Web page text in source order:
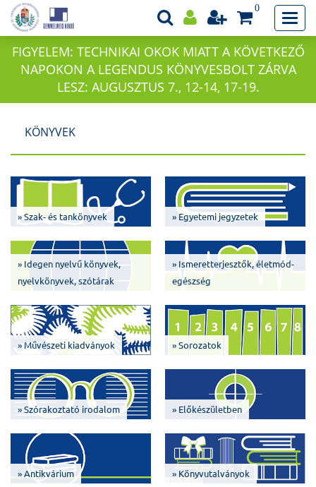
0
FIGYELEM: TECHNIKAI OKOK MIATT A KÖVETKEZŐ
NAPOKON A LEGENDUS KÖNYVESBOLT ZÁRVA
LESZ: AUGUSZTUS 7., 12-14, 17-19.
KÖNYVEK
» Szak- és tankönyvek » Egyetemi jegyzetek
» Idegen nyelvű könyvek,
nyelvkönyvek, szótárak
» Ismeretterjesztők, életmód-
egészség
» Művészeti kiadványok » Sorozatok
» Szórakoztató irodalom » Előkészületben
» Antikvárium » Könyvutalványok